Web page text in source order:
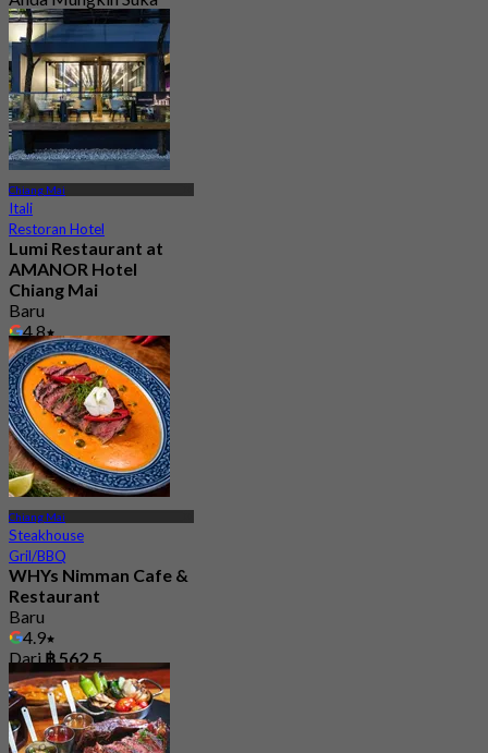
Chiang Mai
Itali
Restoran Hotel
Lumi Restaurant at
AMANOR Hotel
Chiang Mai
Baru
4.8
Dari฿ 900
Chiang Mai
Steakhouse
Gril/BBQ
WHYs Nimman Cafe &
Restaurant
Baru
4.9
Dari฿ 562.5